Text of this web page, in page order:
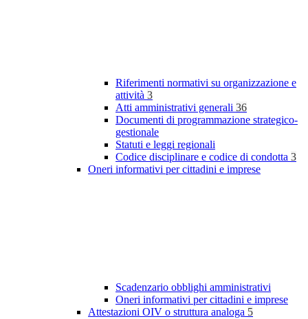
Riferimenti normativi su organizzazione e
attività 3
Atti amministrativi generali 36
Documenti di programmazione strategico-
gestionale
Statuti e leggi regionali
Codice disciplinare e codice di condotta 3
Oneri informativi per cittadini e imprese
Scadenzario obblighi amministrativi
Oneri informativi per cittadini e imprese
Attestazioni OIV o struttura analoga 5